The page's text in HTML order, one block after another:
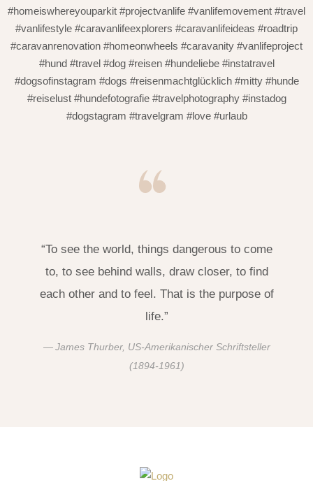
#homeiswhereyouparkit #projectvanlife #vanlifemovement #travel
#vanlifestyle #caravanlifeexplorers #caravanlifeideas #roadtrip
#caravanrenovation #homeonwheels #caravanity #vanlifeproject
#hund #travel #dog #reisen #hundeliebe #instatravel
#dogsofinstagram #dogs #reisenmachtglücklich #mitty #hunde
#reiselust #hundefotografie #travelphotography #instadog
#dogstagram #travelgram #love #urlaub
“To see the world, things dangerous to come
to, to see behind walls, draw closer, to find
each other and to feel. That is the purpose of
life.”
James Thurber, US-Amerikanischer Schriftsteller
(1894-1961)